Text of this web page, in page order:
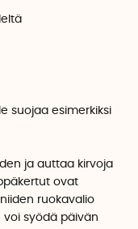
suojaa esimerkiksi
ja auttaa kirvoja
ovat
ruokavalio
voi syödä päivän